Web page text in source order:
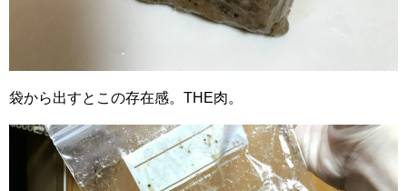
袋から出すとこの存在感。THE肉。